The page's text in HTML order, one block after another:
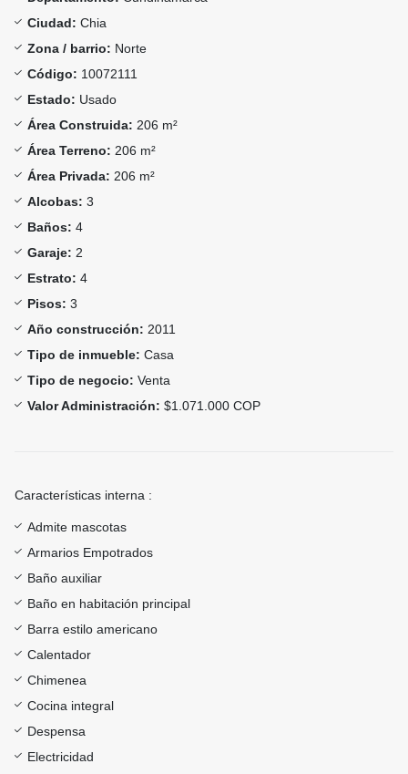
Ciudad: Chia
Zona / barrio: Norte
Código: 10072111
Estado: Usado
Área Construida: 206 m²
Área Terreno: 206 m²
Área Privada: 206 m²
Alcobas: 3
Baños: 4
Garaje: 2
Estrato: 4
Pisos: 3
Año construcción: 2011
Tipo de inmueble: Casa
Tipo de negocio: Venta
Valor Administración: $1.071.000 COP
Características interna :
Admite mascotas
Armarios Empotrados
Baño auxiliar
Baño en habitación principal
Barra estilo americano
Calentador
Chimenea
Cocina integral
Despensa
Electricidad